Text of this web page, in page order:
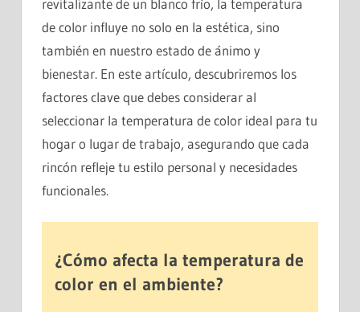
revitalizante de un blanco frío, la temperatura
de color influye no solo en la estética, sino
también en nuestro estado de ánimo y
bienestar. En este artículo, descubriremos los
factores clave que debes considerar al
seleccionar la temperatura de color ideal para tu
hogar o lugar de trabajo, asegurando que cada
rincón refleje tu estilo personal y necesidades
funcionales.
¿Cómo afecta la temperatura de
color en el ambiente?